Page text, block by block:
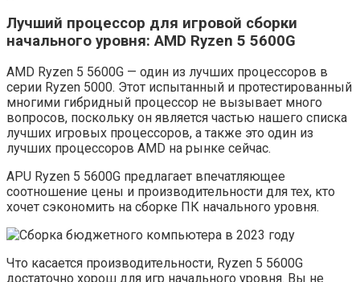
Лучший процессор для игровой сборки
начального уровня: AMD Ryzen 5 5600G
AMD Ryzen 5 5600G — один из лучших процессоров в
серии Ryzen 5000. Этот испытанный и протестированный
многими гибридный процессор не вызывает много
вопросов, поскольку он является частью нашего списка
лучших игровых процессоров, а также это один из
лучших процессоров AMD на рынке сейчас.
APU Ryzen 5 5600G предлагает впечатляющее
соотношение цены и производительности для тех, кто
хочет сэкономить на сборке ПК начального уровня.
Что касается производительности, Ryzen 5 5600G
достаточно хорош для игр начального уровня. Вы не